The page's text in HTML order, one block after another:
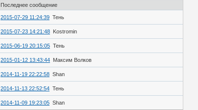
Последнее сообщение
2015-07-29 11:24:39 Тень
2015-07-23 14:21:48 Kostromin
2015-06-19 20:15:05 Тень
2015-01-12 13:43:44 Максим Волков
2014-11-19 22:22:58 Shan
2014-11-13 22:52:54 Тень
2014-11-09 19:23:05 Shan